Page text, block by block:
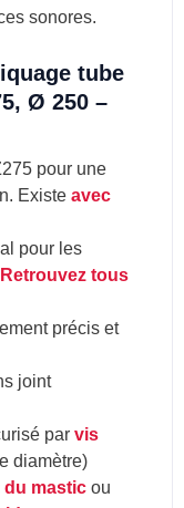
sonores.
tube
Ø 250 –
pour une
Existe avec
pour les
Retrouvez tous
précis et
joint
par vis
diamètre)
du mastic ou